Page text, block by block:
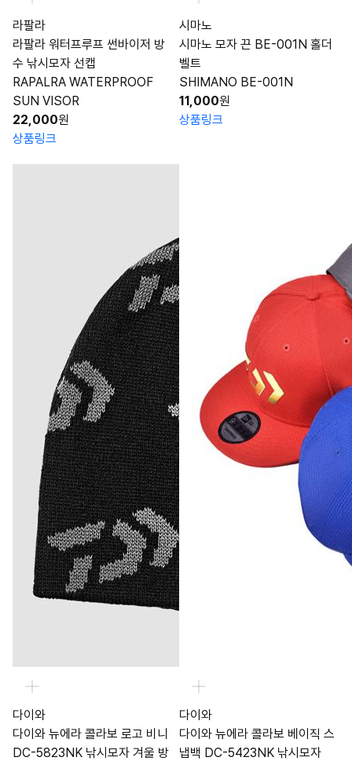
라팔라
라팔라 워터프루프 썬바이저 방
수 낚시모자 선캡
RAPALRA WATERPROOF
SUN VISOR
22,000원
상품링크
시마노
시마노 모자 끈 BE-001N 홀더
벨트
SHIMANO BE-001N
11,000원
상품링크
다이와
다이와 뉴에라 콜라보 로고 비니
DC-5823NK 낚시모자 겨울 방
다이와
다이와 뉴에라 콜라보 베이직 스
냅백 DC-5423NK 낚시모자